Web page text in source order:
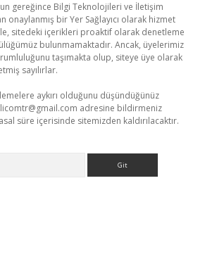
gereğince Bilgi Teknolojileri ve İletişim
onaylanmış bir Yer Sağlayıcı olarak hizmet
sitedeki içerikleri proaktif olarak denetleme
bulunmamaktadır. Ancak, üyelerimiz
taşımakta olup, siteye üye olarak
sayılırlar.
aykırı olduğunu düşündüğünüz
adresine bildirmeniz
süre içerisinde sitemizden kaldırılacaktır.